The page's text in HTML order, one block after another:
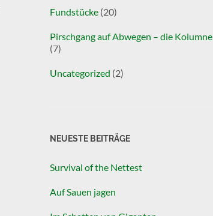
Fundstücke (20)
Pirschgang auf Abwegen – die Kolumne
(7)
Uncategorized (2)
NEUESTE BEITRÄGE
Survival of the Nettest
Auf Sauen jagen